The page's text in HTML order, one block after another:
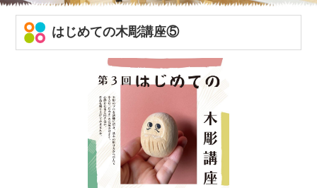
はじめての木彫講座⑤